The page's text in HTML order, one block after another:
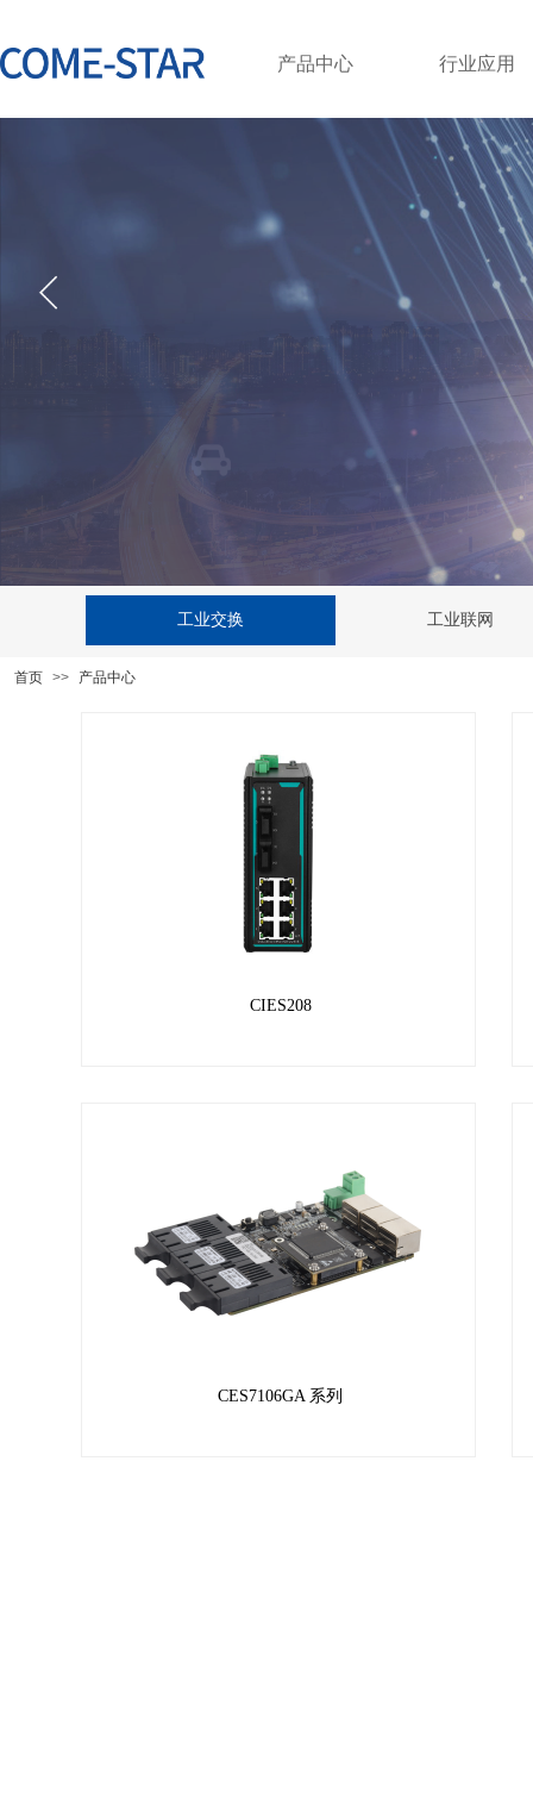
产品中心 行业应用
工业交换 工业联网
首页 >> 产品中心
CIES208
CES7106GA 系列